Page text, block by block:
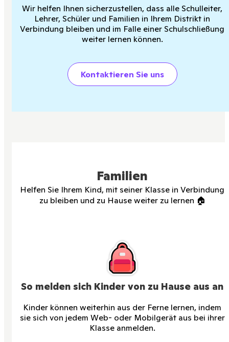
Wir helfen Ihnen sicherzustellen, dass alle Schulleiter,
Lehrer, Schüler und Familien in Ihrem Distrikt in
Verbindung bleiben und im Falle einer Schulschließung
weiter lernen können.
Kontaktieren Sie uns
Familien
Helfen Sie Ihrem Kind, mit seiner Klasse in Verbindung
zu bleiben und zu Hause weiter zu lernen 🏠
So melden sich Kinder von zu Hause aus an
Kinder können weiterhin aus der Ferne lernen, indem
sie sich von jedem Web- oder Mobilgerät aus bei ihrer
Klasse anmelden.